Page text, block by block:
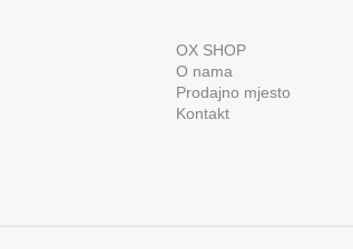
OX SHOP
O nama
Prodajno mjesto
Kontakt